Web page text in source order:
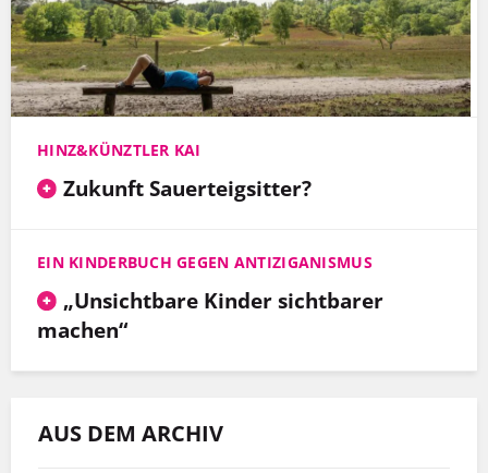
HINZ&KÜNZTLER KAI
Zukunft Sauerteigsitter?
EIN KINDERBUCH GEGEN ANTIZIGANISMUS
„Unsichtbare Kinder sichtbarer
machen“
AUS DEM ARCHIV